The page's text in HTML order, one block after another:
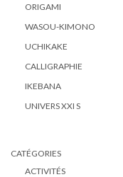
ORIGAMI
WASOU-KIMONO
UCHIKAKE
CALLIGRAPHIE
IKEBANA
UNIVERS XXI S
CATÉGORIES
ACTIVITÉS